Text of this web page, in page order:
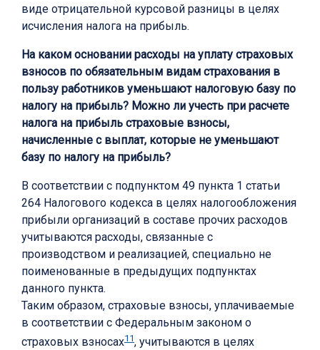
виде отрицательной курсовой разницы в целях
исчисления налога на прибыль.
На каком основании расходы на уплату страховых
взносов по обязательным видам страхования в
пользу работников уменьшают налоговую базу по
налогу на прибыль? Можно ли учесть при расчете
налога на прибыль страховые взносы,
начисленные с выплат, которые не уменьшают
базу по налогу на прибыль?
В соответствии с подпунктом 49 пункта 1 статьи
264 Налогового кодекса в целях налогообложения
прибыли организаций в составе прочих расходов
учитываются расходы, связанные с
производством и реализацией, специально не
поименованные в предыдущих подпунктах
данного пункта.
Таким образом, страховые взносы, уплачиваемые
в соответствии с Федеральным законом о
страховых взносах11, учитываются в целях